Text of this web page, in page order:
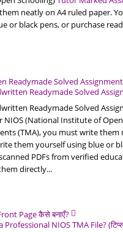
neatly on A4 ruled paper.
or black pens, or purchase
Readymade Solved
Readymade Solved
NIOS (National Institute of
(TMA), you must write them
them yourself using blue or
PDFs from verified
directly...
NIOS TMA File?